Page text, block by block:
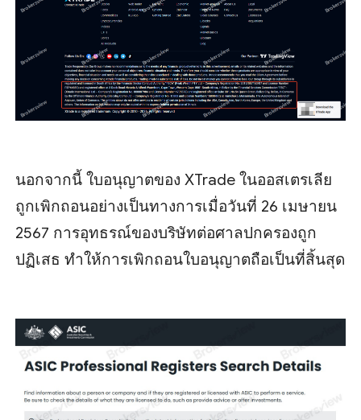
นอกจากนี้ ใบอนุญาตของ XTrade ในออสเตรเลีย
ถูกเพิกถอนอย่างเป็นทางการเมื่อวันที่ 26 เมษายน
2567 การอุทธรณ์ของบริษัทต่อศาลปกครองถูก
ปฏิเสธ ทำให้การเพิกถอนใบอนุญาตถือเป็นที่สิ้นสุด